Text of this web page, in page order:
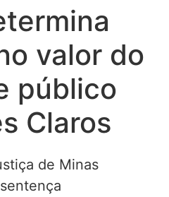
valor do
público
Claros
de Minas